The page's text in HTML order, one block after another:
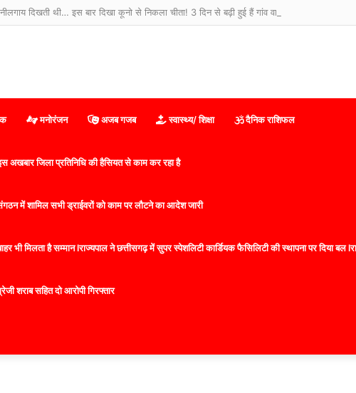
दिखती थी… इस बार दिखा कूनो से निकला चीता! 3 दिन से बढ़ी हुई हैं गांव वालों की धड़कनें
मनोरंजन अजब गजब स्वास्थ्य/ शिक्षा दैनिक राशिफल
जिला प्रतिनिधि की हैसियत से काम कर रहा है
में शामिल सभी ड्राईवरों को काम पर लौटने का आदेश जारी
भी मिलता है सम्मान lराज्यपाल ने छत्तीसगढ़ में सुपर स्पेशलिटी कार्डियक फैसिलिटी की स्थापना पर दिया
शराब सहित दो आरोपी गिरफ्तार